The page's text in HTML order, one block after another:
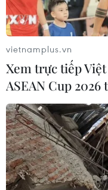
vietnamplus.vn
Xem trực tiếp
ASEAN Cup